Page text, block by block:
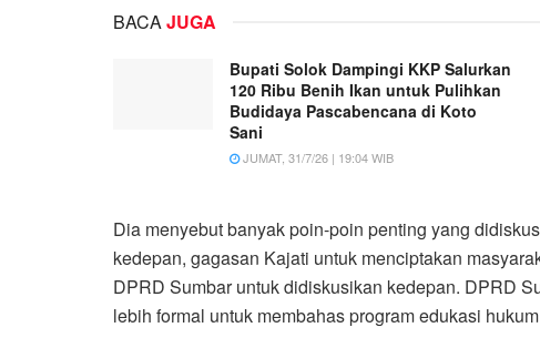
BACAJUGA
Bupati Solok Dampingi KKP Salurkan
120 Ribu Benih Ikan untuk Pulihkan
Budidaya Pascabencana di Koto
Sani
JUMAT, 31/7/26 | 19:04 WIB
Dia menyebut banyak poin-poin penting yang
kedepan, gagasan Kajati untuk menciptakan
DPRD Sumbar untuk didiskusikan kedepan. DPRD
lebih formal untuk membahas program edukasi